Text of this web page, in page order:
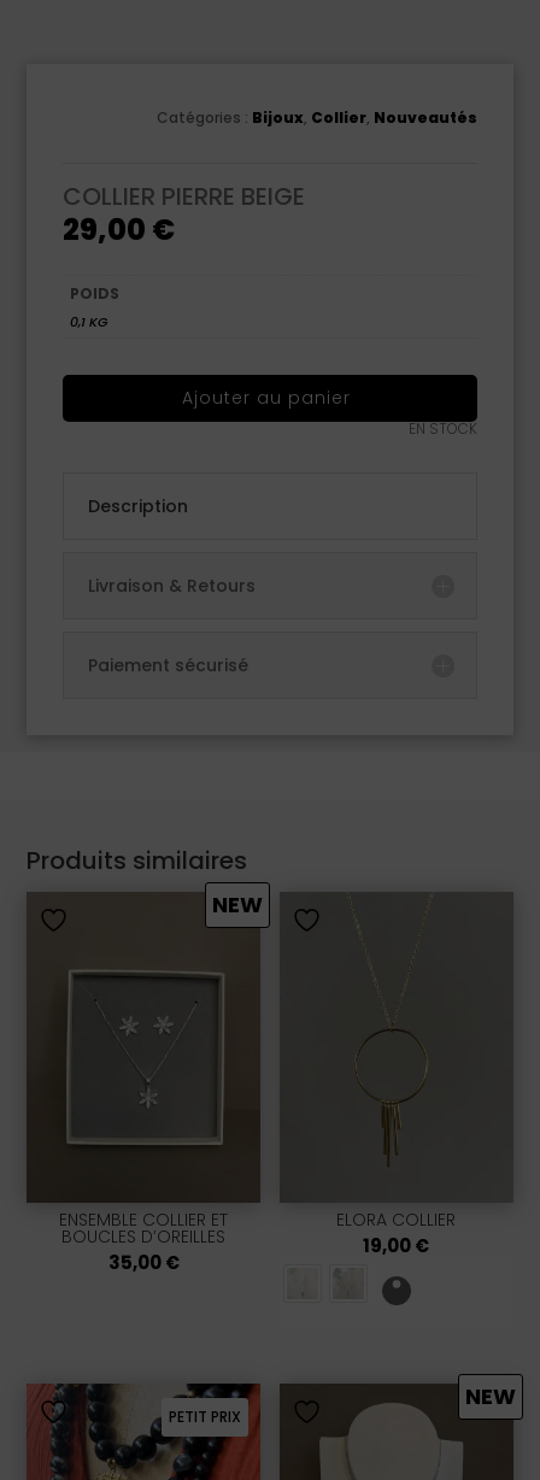
Catégories : Bijoux, Collier, Nouveautés
COLLIER PIERRE BEIGE
29,00 €
POIDS
0,1 KG
Ajouter au panier
EN STOCK
Description
Livraison & Retours
Paiement sécurisé
Produits similaires
ENSEMBLE COLLIER ET
BOUCLES D’OREILLES
35,00€
NEW
ELORA COLLIER
19,00€
PETIT PRIX
NEW